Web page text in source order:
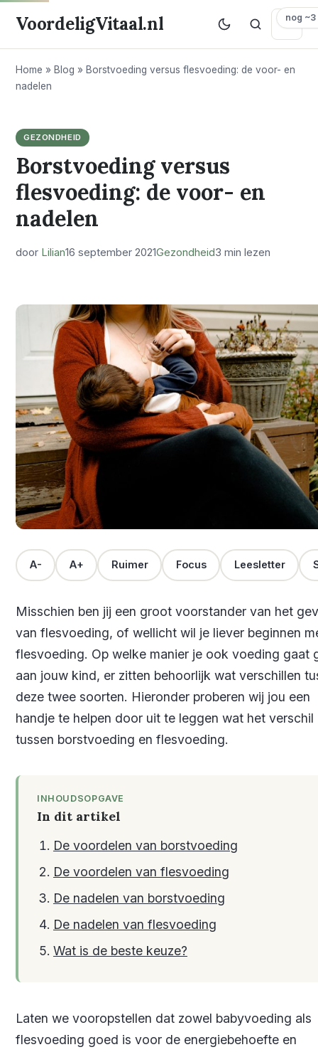
VoordeligVitaal.nl
Home » Blog » Borstvoeding versus flesvoeding: de voor- en
nadelen
GEZONDHEID
Borstvoeding versus
flesvoeding: de voor- en
nadelen
door Lilian16 september 2021Gezondheid3 min lezen
A- A+ Ruimer Focus Leesletter
Misschien ben jij een groot voorstander van het
van flesvoeding, of wellicht wil je liever beginnen
flesvoeding. Op welke manier je ook voeding gaat
aan jouw kind, er zitten behoorlijk wat verschillen
deze twee soorten. Hieronder proberen wij jou een
handje te helpen door uit te leggen wat het verschil
tussen borstvoeding en flesvoeding.
INHOUDSOPGAVE
In dit artikel
De voordelen van borstvoeding
De voordelen van flesvoeding
De nadelen van borstvoeding
De nadelen van flesvoeding
Wat is de beste keuze?
Laten we vooropstellen dat zowel babyvoeding als
flesvoeding goed is voor de energiebehoefte en
nog ~3